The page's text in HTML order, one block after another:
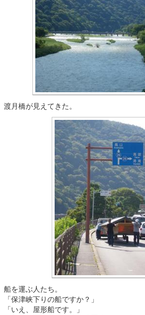
渡月橋が見えてきた。
船を運ぶ人たち。
「保津峡下りの船ですか？」
「いえ、屋形船です。」